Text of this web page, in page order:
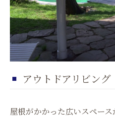
アウトドアリビング
屋根がかかった広いスペー